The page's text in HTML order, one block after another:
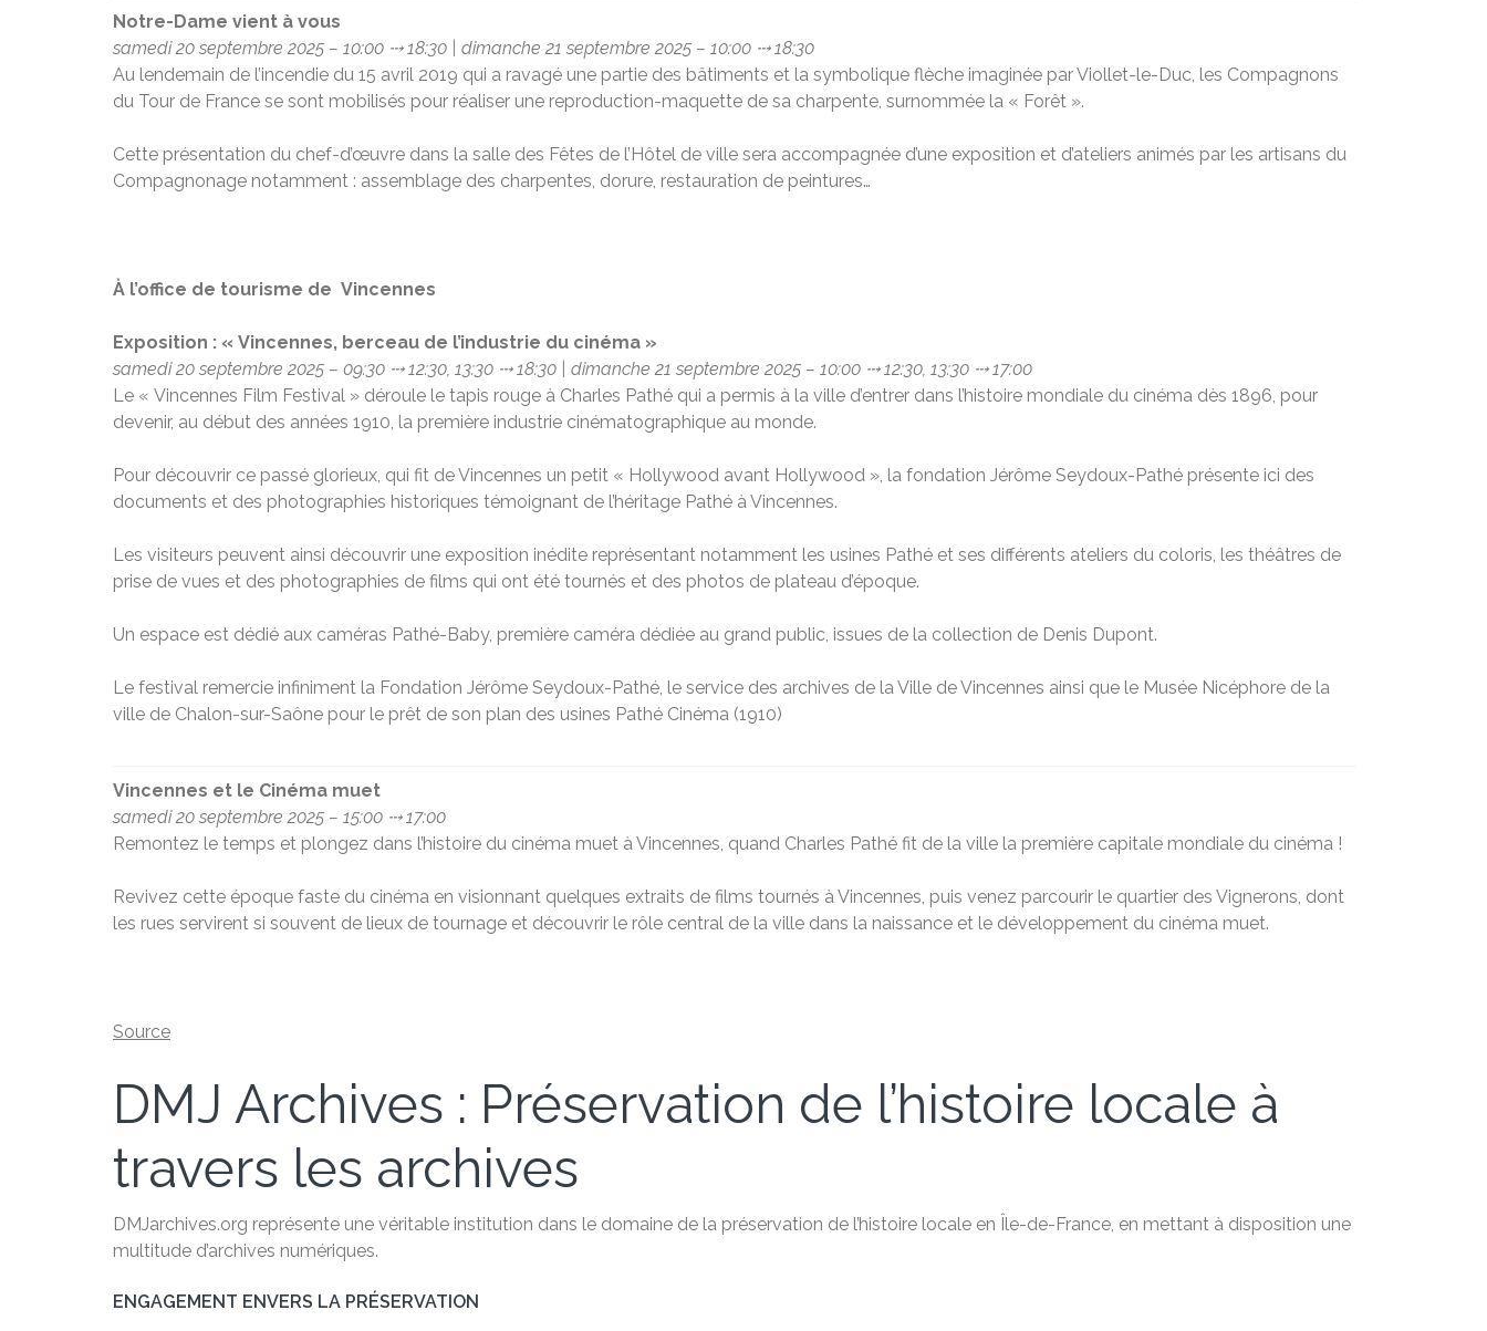
Notre-Dame vient à vous
samedi 20 septembre 2025 – 10:00 ⤏ 18:30 | dimanche 21 septembre 2025 – 10:00 ⤏ 18:30
Au lendemain de l’incendie du 15 avril 2019 qui a ravagé une partie des bâtiments et la symbolique flèche imaginée par Viollet-le-Duc, les Compagnons
du Tour de France se sont mobilisés pour réaliser une reproduction-maquette de sa charpente, surnommée la « Forêt ».
Cette présentation du chef-d’œuvre dans la salle des Fêtes de l’Hôtel de ville sera accompagnée d’une exposition et d’ateliers animés par les artisans du
Compagnonage notamment : assemblage des charpentes, dorure, restauration de peintures…
À l’office de tourisme de Vincennes
Exposition : « Vincennes, berceau de l’industrie du cinéma »
samedi 20 septembre 2025 – 09:30 ⤏ 12:30, 13:30 ⤏ 18:30 | dimanche 21 septembre 2025 – 10:00 ⤏ 12:30, 13:30 ⤏ 17:00
Le « Vincennes Film Festival » déroule le tapis rouge à Charles Pathé qui a permis à la ville d’entrer dans l’histoire mondiale du cinéma dès 1896, pour
devenir, au début des années 1910, la première industrie cinématographique au monde.
Pour découvrir ce passé glorieux, qui fit de Vincennes un petit « Hollywood avant Hollywood », la fondation Jérôme Seydoux-Pathé présente ici des
documents et des photographies historiques témoignant de l’héritage Pathé à Vincennes.
Les visiteurs peuvent ainsi découvrir une exposition inédite représentant notamment les usines Pathé et ses différents ateliers du coloris, les théâtres de
prise de vues et des photographies de films qui ont été tournés et des photos de plateau d’époque.
Un espace est dédié aux caméras Pathé-Baby, première caméra dédiée au grand public, issues de la collection de Denis Dupont.
Le festival remercie infiniment la Fondation Jérôme Seydoux-Pathé, le service des archives de la Ville de Vincennes ainsi que le Musée Nicéphore de la
ville de Chalon-sur-Saône pour le prêt de son plan des usines Pathé Cinéma (1910)
Vincennes et le Cinéma muet
samedi 20 septembre 2025 – 15:00 ⤏ 17:00
Remontez le temps et plongez dans l’histoire du cinéma muet à Vincennes, quand Charles Pathé fit de la ville la première capitale mondiale du cinéma !
Revivez cette époque faste du cinéma en visionnant quelques extraits de films tournés à Vincennes, puis venez parcourir le quartier des Vignerons, dont
les rues servirent si souvent de lieux de tournage et découvrir le rôle central de la ville dans la naissance et le développement du cinéma muet.
Source
DMJ Archives : Préservation de l’histoire locale à
travers les archives
DMJarchives.org représente une véritable institution dans le domaine de la préservation de l’histoire locale en Île-de-France, en mettant à disposition une
multitude d’archives numériques.
ENGAGEMENT ENVERS LA PRÉSERVATION